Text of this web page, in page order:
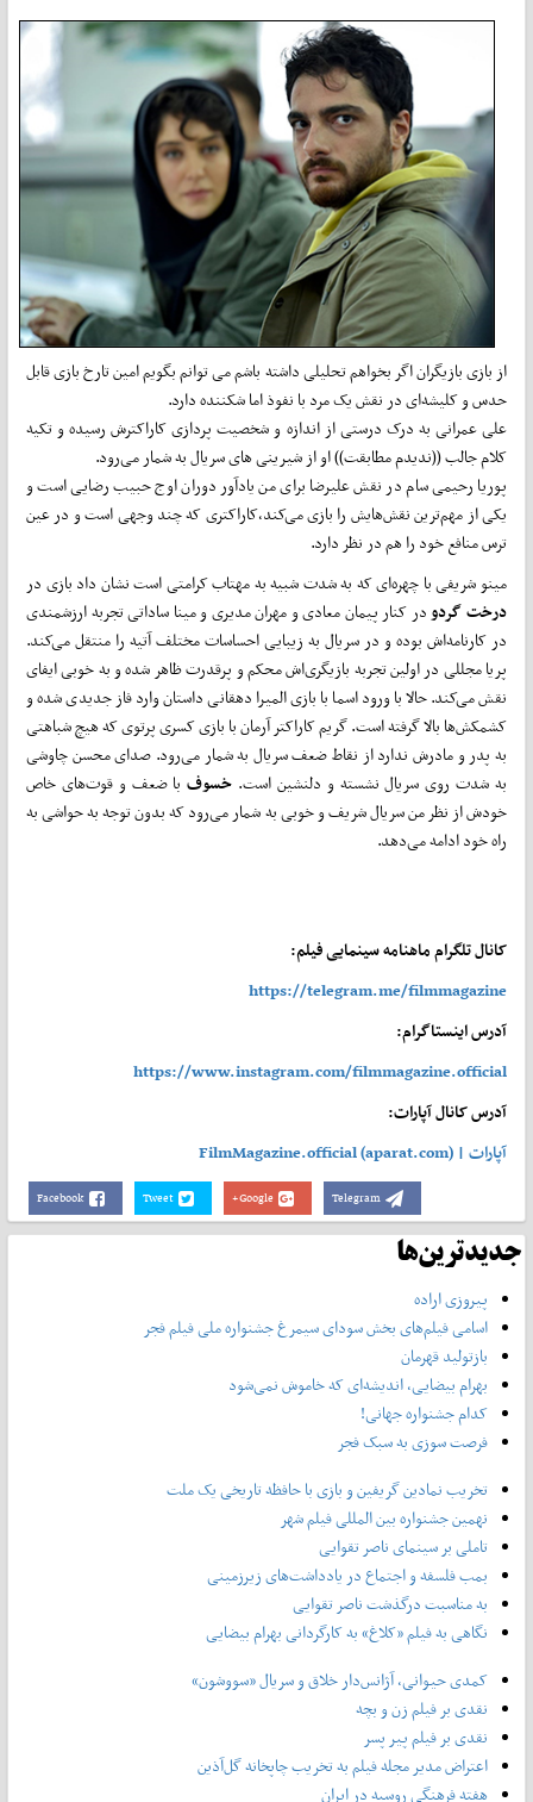
از بازی بازیگران اگر بخواهم تحلیلی داشته باشم می توانم بگویم امین تارخ بازی قابل
حدس و کلیشه‌ای در نقش یک مرد با نفوذ اما شکننده دارد.
علی عمرانی به درک درستی از اندازه و شخصیت پردازی کاراکترش رسیده و تکیه
کلام جالب ((ندیدم مطابقت)) او از شیرینی های سریال به شمار می‌رود.
پوریا رحیمی سام در نقش علیرضا برای من یادآور دوران اوج حبیب رضایی است و
یکی از مهم‌ترین نقش‌هایش را بازی می‌کند،کاراکتری که چند وجهی است و در عین
ترس منافع خود را هم در نظر دارد.
مینو شریفی با چهره‌ای که به شدت شبیه به مهتاب کرامتی است نشان داد بازی در
درخت گردودر کنار پیمان معادی و مهران مدیری و مینا ساداتی تجربه ارزشمندی
در کارنامه‌اش بوده و در سریال به زیبایی احساسات مختلف آتیه را منتقل می‌کند.
پریا مجللی در اولین تجربه بازیگری‌اش محکم و پرقدرت ظاهر شده و به خوبی ایفای
نقش می‌کند. حالا با ورود اسما با بازی المیرا دهقانی داستان وارد فاز جدیدی شده و
کشمکش‌ها بالا گرفته است. گریم کاراکتر آرمان با بازی کسری پرتوی که هیچ شباهتی
به پدر و مادرش ندارد از نقاط ضعف سریال به شمار می‌رود. صدای محسن چاوشی
به شدت روی سریال نشسته و دلنشین است. خسوفبا ضعف و قوت‌های خاص
خودش از نظر من سریال شریف و خوبی به شمار می‌رود که بدون توجه به حواشی به
راه خود ادامه می‌دهد.
کانال تلگرام ماهنامه سینمایی فیلم:
https://telegram.me/filmmagazine
آدرس اینستاگرام:
https://www.instagram.com/filmmagazine.official
آدرس کانال آپارات:
آپارات | FilmMagazine.official (aparat.com)
Facebook Tweet Google+ Telegram
جدیدترین‌ها
پیروزی اراده
اسامی فیلم‌های بخش سودای سیمرغ جشنواره‌ ملی فیلم فجر
بازتولید قهرمان
بهرام بیضایی، اندیشه‌ای که خاموش نمی‌شود
کدام جشنواره جهانی!
فرصت سوزی به سبک فجر
تخریب نمادین گریفین و بازی با حافظه تاریخی یک ملت
نهمین جشنواره بین المللی فیلم شهر
تاملی بر سینمای ناصر تقوایی
بمب فلسفه و اجتماع در یادداشت‌های زیرزمینی
به مناسبت درگذشت ناصر تقوایی
نگاهی به فیلم «کلاغ» به کارگردانی بهرام بیضایی
کمدی حیوانی، آژانس‌دار خلاق و سریال «سووشون»
نقدی بر فیلم زن و بچه
نقدی بر فیلم پیر پسر
اعتراض مدیر مجله فیلم به تخریب چاپخانه گل‌آذین
هفته فرهنگی روسیه در ایران